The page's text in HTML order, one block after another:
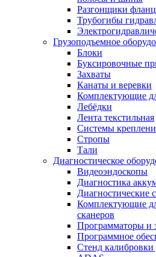
Разгонщики
Трубогибы
Грузоподъемное
Блоки
Буксировочные
Захваты
Канаты и веревки
Комплектующие
Лебёдки
Лента текстильная
Системы
Стропы
Тали
Диагностическое
Видеоэндоскопы
Диагностика
Диагностические
Комплектующие
сканеров
Программаторы и
Программное
Стенд